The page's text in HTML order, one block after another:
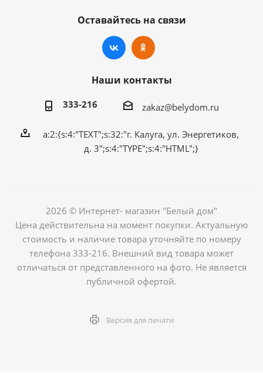
Оставайтесь на связи
Наши контакты
333-216 zakaz@belydom.ru
a:2:{s:4:"TEXT";s:32:"г. Калуга, ул. Энергетиков,
д. 3";s:4:"TYPE";s:4:"HTML";}
2026 © Интернет- магазин "Белый дом"
Цена действительна на момент покупки. Актуальную
стоимость и наличие товара уточняйте по номеру
телефона 333-216. Внешний вид товара может
отличаться от представленного на фото. Не является
публичной офертой.
Версия для печати